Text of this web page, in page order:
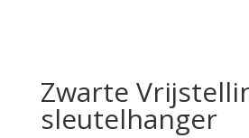
Zwarte
sleutelhanger